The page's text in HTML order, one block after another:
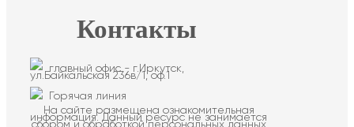
Контакты
главный офис - г.Иркутск,
ул.Байкальская 236в/1, оф.1
Горячая линия
На сайте размещена ознакомительная
информация. Данный ресурс не занимается
сбором и обработкой персональных данных